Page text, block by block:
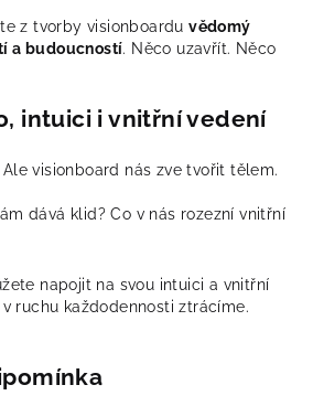
z tvorby visionboarduvědomý
a budoucností. Něco uzavřít. Něco
intuici i vnitřní vedení
visionboard nás zve tvořit tělem.
dává klid? Co v nás rozezní vnitřní
napojit na svou intuici a vnitřní
ruchu každodennosti ztrácíme.